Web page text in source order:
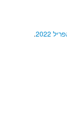
2022
.